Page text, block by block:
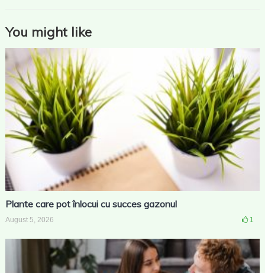
You might like
Plante care pot înlocui cu succes gazonul
August 5, 2026 1